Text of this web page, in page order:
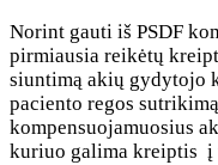
Norint gauti iš PSDF
pirmiausia reikėtų
siuntimą akių gydytojo
paciento regos
kompensuojamuosius
kuriuo galima kreiptis į